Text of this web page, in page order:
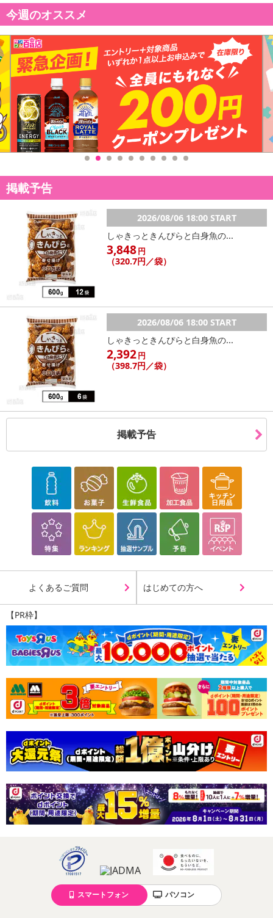
今週のオススメ
掲載予告
2026/08/06 18:00 START
しゃきっときんぴらと白身魚の...
3,848円
（320.7円／袋）
2026/08/06 18:00 START
しゃきっときんぴらと白身魚の...
2,392円
（398.7円／袋）
掲載予告
よくあるご質問 はじめての方へ
【PR枠】
スマートフォン パソコン